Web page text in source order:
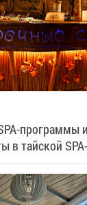
про­грам­мы
в тай­ской